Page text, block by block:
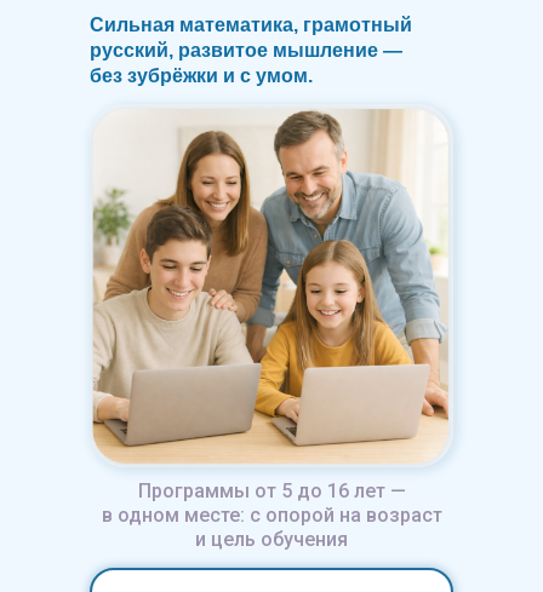
Сильная математика, грамотный
русский, развитое мышление —
без зубрёжки и с умом.
Программы от 5 до 16 лет —
в одном месте: с опорой на возраст
и цель обучения